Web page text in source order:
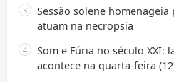
Sessão solene
atuam na necropsia
Som e Fúria no século XXI:
acontece na quarta-feira